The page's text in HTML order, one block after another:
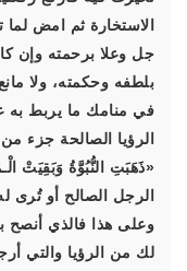
الاستخارة ثم امض
جل وعلا برحمته وإن
بلطفه وحكمته، ولا
في منامك ما يربط به
الرؤيا الصالحة جزء
«ذَهَبَتِ النُّبُوَّةُ وَبَقِيَتْ
الرجل الصالح أو تُرى
وعلى هذا فالذي أنصح
لك من الرؤيا والتي